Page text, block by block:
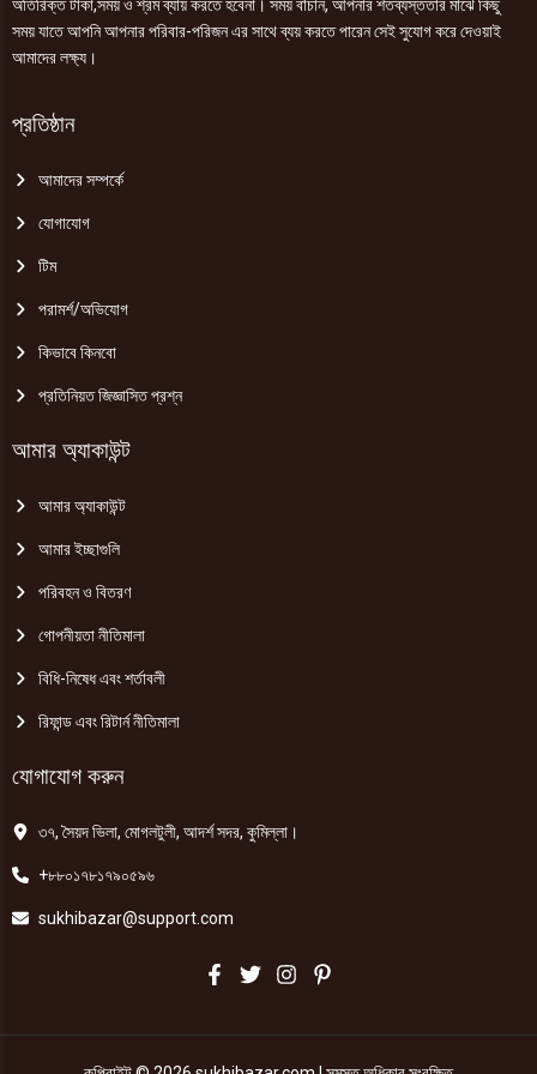
অতিরিক্ত টাকা,সময় ও শ্রম ব্যায় করতে হবেনা। সময় বাঁচান, আপনার শতব্যস্ততার মাঝে কিছু
সময় যাতে আপনি আপনার পরিবার-পরিজন এর সাথে ব্যয় করতে পারেন সেই সুযোগ করে দেওয়াই
আমাদের লক্ষ্য।
প্রতিষ্ঠান
আমাদের সম্পর্কে
যোগাযোগ
টিম
পরামর্শ/অভিযোগ
কিভাবে কিনবো
প্রতিনিয়ত জিজ্ঞাসিত প্রশ্ন
আমার অ্যাকাউন্ট
আমার অ্যাকাউন্ট
আমার ইচ্ছাগুলি
পরিবহন ও বিতরণ
গোপনীয়তা নীতিমালা
বিধি-নিষেধ এবং শর্তাবলী
রিফান্ড এবং রিটার্ন নীতিমালা
যোগাযোগ করুন
৩৭, সৈয়দ ভিলা, মোগলটুলী, আদর্শ সদর, কুমিল্লা।
+৮৮০১৭৮১৭৯০৫৯৬
sukhibazar@support.com